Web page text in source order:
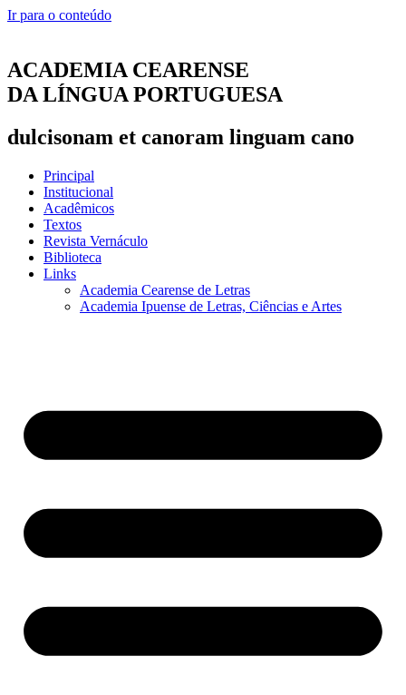
Ir para o conteúdo
ACADEMIA CEARENSE
DA LÍNGUA PORTUGUESA
dulcisonam et canoram linguam cano
Principal
Institucional
Acadêmicos
Textos
Revista Vernáculo
Biblioteca
Links
Academia Cearense de Letras
Academia Ipuense de Letras, Ciências e Artes